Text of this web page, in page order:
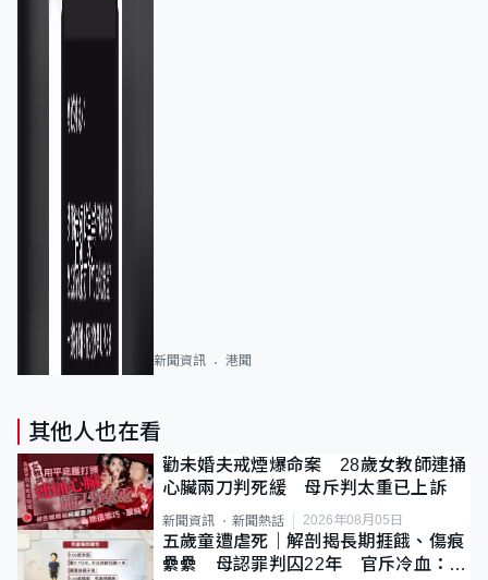
新聞資訊 港聞
其他人也在看
勸未婚夫戒煙爆命案 28歲女教師連捅
心臟兩刀判死緩 母斥判太重已上訴
新聞資訊 新聞熱話 2026年08月05日
五歲童遭虐死｜解剖揭長期捱餓、傷痕
纍纍 母認罪判囚22年 官斥冷血：同